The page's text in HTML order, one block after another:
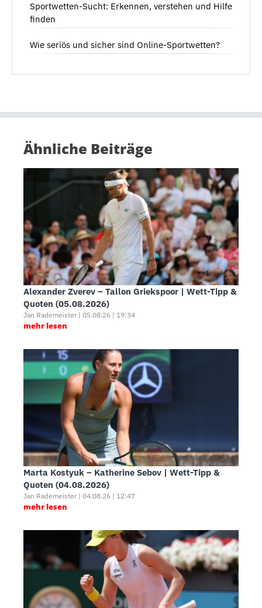
Sportwetten-Sucht: Erkennen, verstehen und Hilfe
finden
Wie seriös und sicher sind Online-Sportwetten?
Ähnliche Beiträge
Alexander Zverev – Tallon Griekspoor | Wett-Tipp &
Quoten (05.08.2026)
Jan Rademeister | 05.08.26 | 19:34
mehr lesen
Marta Kostyuk – Katherine Sebov | Wett-Tipp &
Quoten (04.08.2026)
Jan Rademeister | 04.08.26 | 12:47
mehr lesen